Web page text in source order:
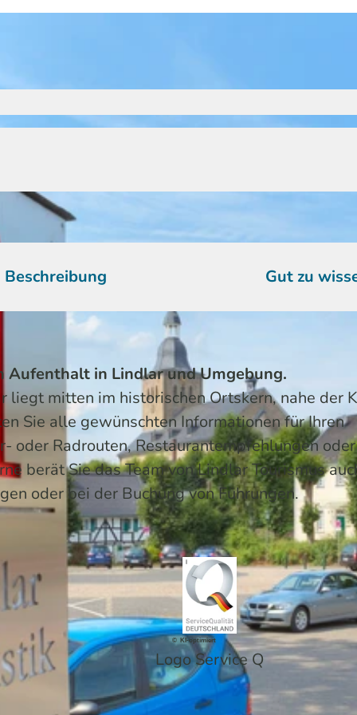
Beschreibung Gut zu
in Lindlar und Umgebung.
mitten im historischen Ortskern, nahe der
Sie alle gewünschten Informationen für Ihren
oder Radrouten, Restaurantempfehlungen
berät Sie das Team von Lindlar Tourismus
oder bei der Buchung von Führungen.
© KI-optimiert
Logo Service Q